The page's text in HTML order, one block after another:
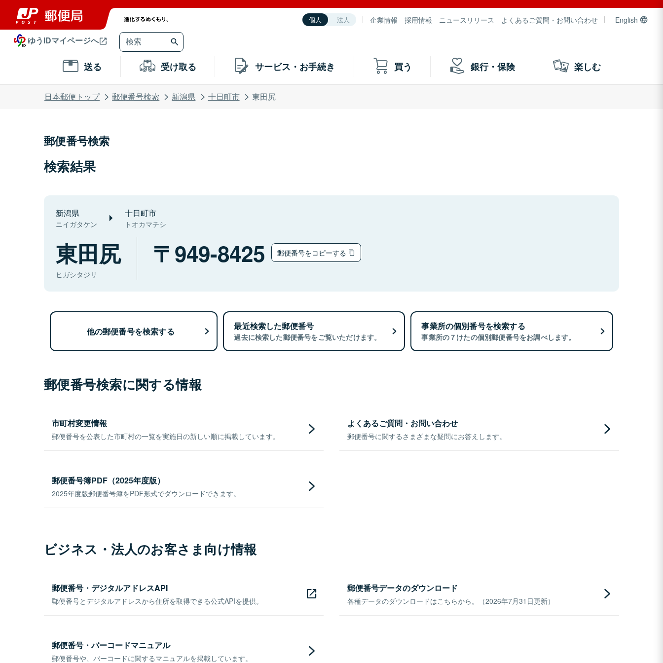
個人 法人 企業情報 採用情報 ニュースリリース よくあるご質問・お問い合わせ English
ゆうIDマイページへ
送る 受け取る サービス・お手続き 買う 銀行・保険 楽しむ
日本郵便トップ 郵便番号検索 新潟県 十日町市 東田尻
郵便番号検索
検索結果
新潟県
ニイガタケン
十日町市
トオカマチシ
東田尻
ヒガシタジリ
949-8425 郵便番号をコピーする
他の郵便番号を検索する 最近検索した郵便番号
過去に検索した郵便番号をご覧いただけます。
事業所の個別番号を検索する
事業所の７けたの個別郵便番号をお調べします。
郵便番号検索に関する情報
市町村変更情報
郵便番号を公表した市町村の一覧を実施日の新しい順に掲載しています。
よくあるご質問・お問い合わせ
郵便番号に関するさまざまな疑問にお答えします。
郵便番号簿PDF（2025年度版）
2025年度版郵便番号簿をPDF形式でダウンロードできます。
ビジネス・法人のお客さま向け情報
郵便番号・デジタルアドレスAPI
郵便番号とデジタルアドレスから住所を取得できる公式APIを提供。
郵便番号データのダウンロード
各種データのダウンロードはこちらから。（2026年7月31日更新）
郵便番号・バーコードマニュアル
郵便番号や、バーコードに関するマニュアルを掲載しています。